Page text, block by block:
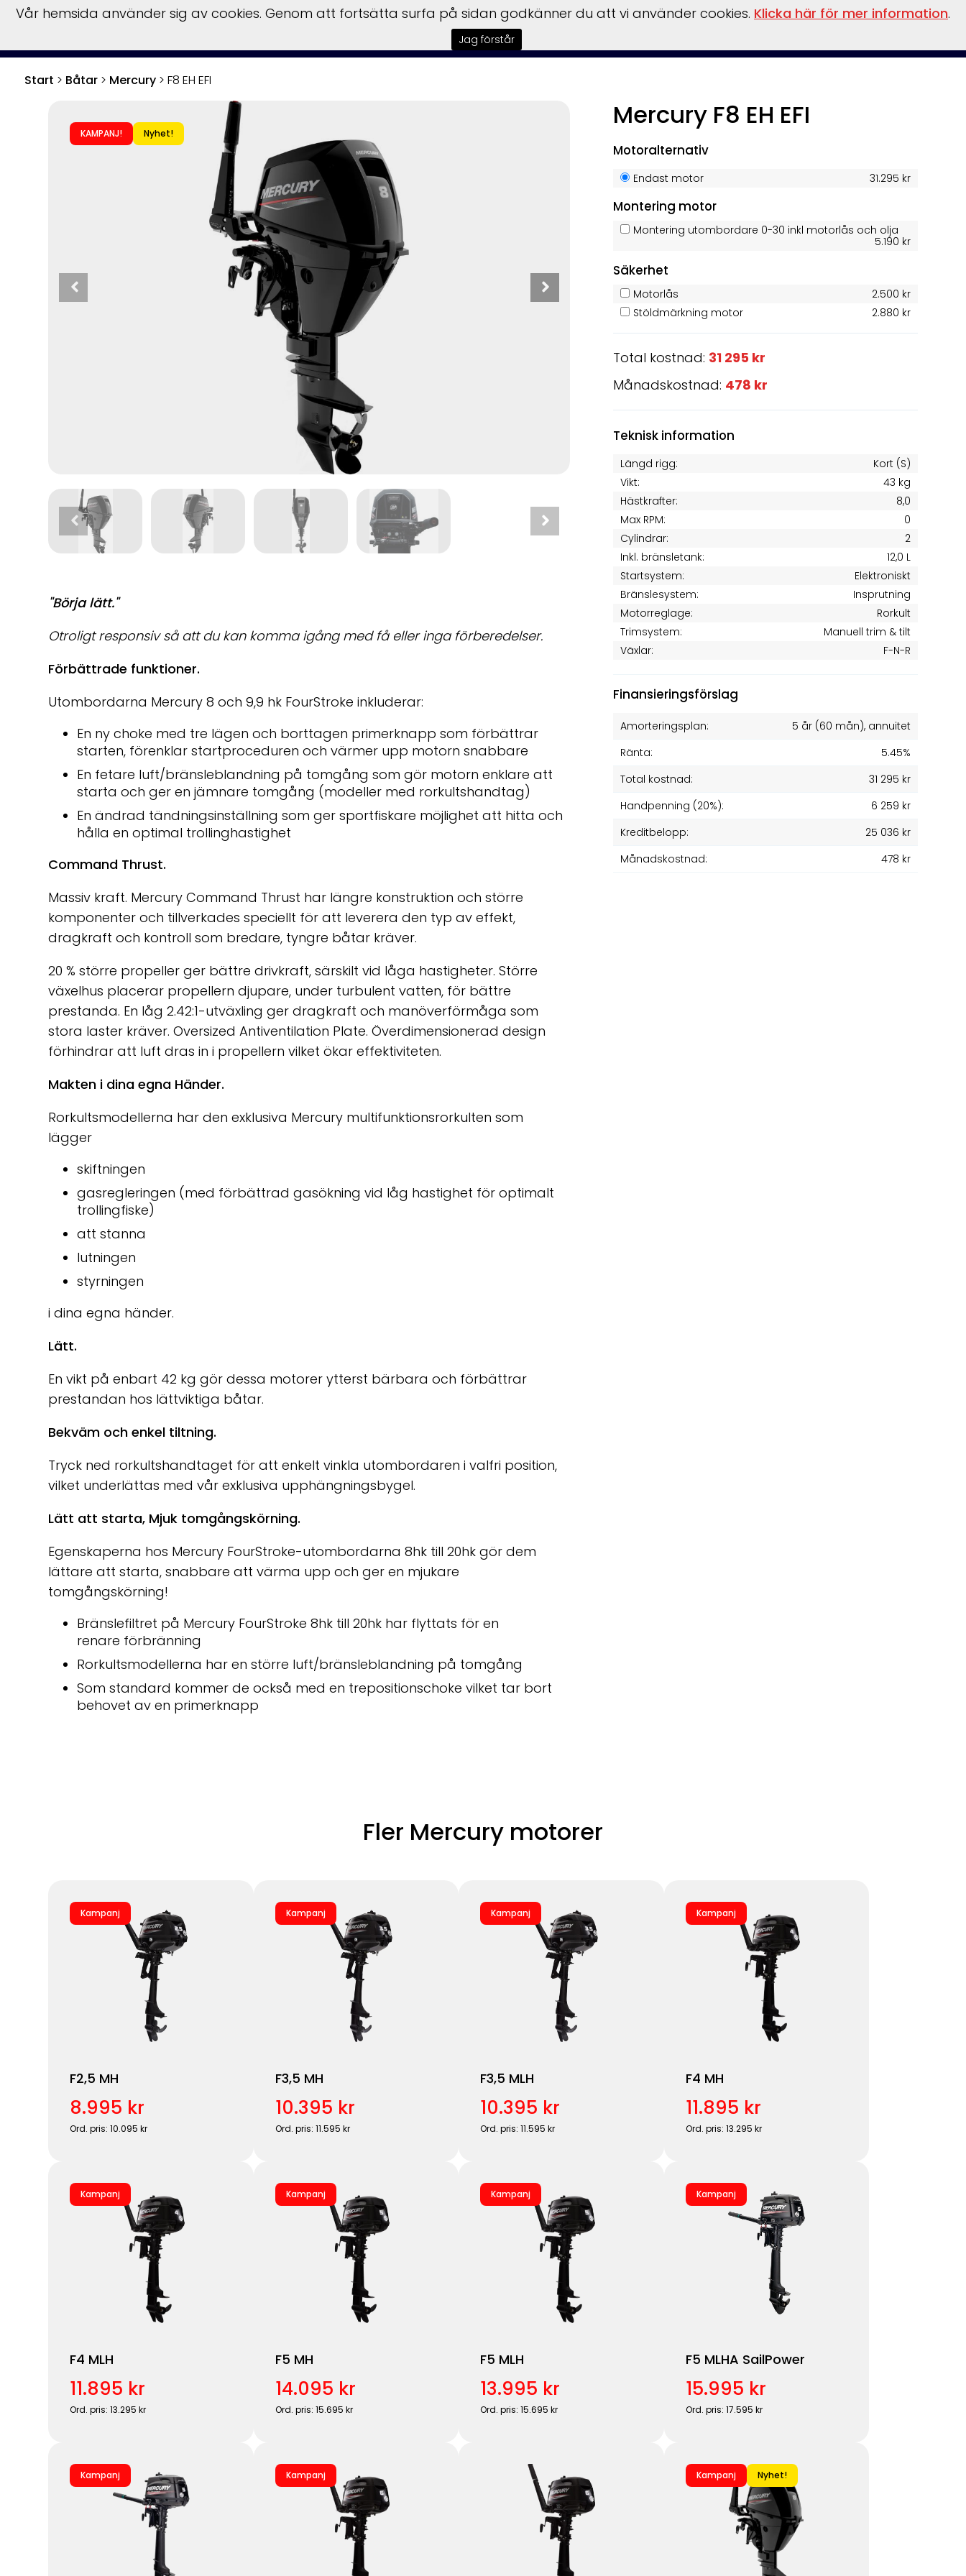
Motorer Trailer
Start > Båtar> Mercury> F8 EH EFI
KAMPANJ! Nyhet!
Mercury F8 EH EFI
Motoralternativ
Endast motor 31.295 kr
Montering motor
Montering utombordare 0-30 inkl motorlås och olja
5.190 kr
Säkerhet
Motorlås
2.500 kr
Stöldmärkning motor
2.880 kr
Total kostnad: 31 295 kr
Månadskostnad: 478 kr
Teknisk information
Längd rigg:
Kort (S)
Vikt:
43 kg
Hästkrafter:
8,0
Max RPM:
0
Cylindrar:
2
Inkl. bränsletank:
12,0 L
Startsystem:
Elektroniskt
Bränslesystem:
Insprutning
Motorreglage:
Rorkult
Trimsystem:
Manuell trim & tilt
Växlar:
F-N-R
Finansieringsförslag
Amorteringsplan: 5 år(60 mån), annuitet
Ränta:
5.45%
Total kostnad:
31 295 kr
Handpenning (20%):
6 259 kr
Kreditbelopp:
25 036 kr
Månadskostnad:
478 kr
"Börja lätt."
Otroligt responsiv så att du kan komma igång med få eller inga förberedelser.
Förbättrade funktioner.
Utombordarna Mercury 8 och 9,9 hk FourStroke inkluderar:
En ny choke med tre lägen och borttagen primerknapp som förbättrar
starten, förenklar startproceduren och värmer upp motorn snabbare
En fetare luft/bränsleblandning på tomgång som gör motorn enklare att
starta och ger en jämnare tomgång (modeller med rorkultshandtag)
En ändrad tändningsinställning som ger sportfiskare möjlighet att hitta och
hålla en optimal trollinghastighet
Command Thrust.
Massiv kraft. Mercury Command Thrust har längre konstruktion och större
komponenter och tillverkades speciellt för att leverera den typ av effekt,
dragkraft och kontroll som bredare, tyngre båtar kräver.
20 % större propeller ger bättre drivkraft, särskilt vid låga hastigheter. Större
växelhus placerar propellern djupare, under turbulent vatten, för bättre
prestanda. En låg 2.42:1-utväxling ger dragkraft och manöverförmåga som
stora laster kräver. Oversized Antiventilation Plate. Överdimensionerad design
förhindrar att luft dras in i propellern vilket ökar effektiviteten.
Makten i dina egna Händer.
Rorkultsmodellerna har den exklusiva Mercury multifunktionsrorkulten som
lägger
skiftningen
gasregleringen (med förbättrad gasökning vid låg hastighet för optimalt
trollingfiske)
att stanna
lutningen
styrningen
i dina egna händer.
Lätt.
En vikt på enbart 42 kg gör dessa motorer ytterst bärbara och förbättrar
prestandan hos lättviktiga båtar.
Bekväm och enkel tiltning.
Tryck ned rorkultshandtaget för att enkelt vinkla utombordaren i valfri position,
vilket underlättas med vår exklusiva upphängningsbygel.
Lätt att starta, Mjuk tomgångskörning.
Egenskaperna hos Mercury FourStroke-utombordarna 8hk till 20hk gör dem
lättare att starta, snabbare att värma upp och ger en mjukare
tomgångskörning!
Bränslefiltret på Mercury FourStroke 8hk till 20hk har flyttats för en
renare förbränning
Rorkultsmodellerna har en större luft/bränsleblandning på tomgång
Som standard kommer de också med en trepositionschoke vilket tar bort
behovet av en primerknapp
Fler Mercury motorer
Kampanj
F2,5 MH
8.995 kr
Ord. pris: 10.095 kr
Kampanj
F3,5 MH
10.395 kr
Ord. pris: 11.595 kr
Kampanj
F3,5 MLH
10.395 kr
Ord. pris: 11.595 kr
Kampanj
F4 MH
11.895 kr
Ord. pris: 13.295 kr
Kampanj
F4 MLH
11.895 kr
Ord. pris: 13.295 kr
Kampanj
F5 MH
14.095 kr
Ord. pris: 15.695 kr
Kampanj
F5 MLH
13.995 kr
Ord. pris: 15.695 kr
Kampanj
F5 MLHA SailPower
15.995 kr
Ord. pris: 17.595 kr
Kampanj Kampanj Kampanj Nyhet!
Vår hemsida använder sig av cookies. Genom att fortsätta surfa på sidan godkänner du att vi använder cookies. Klicka här för mer information.
Jag förstår